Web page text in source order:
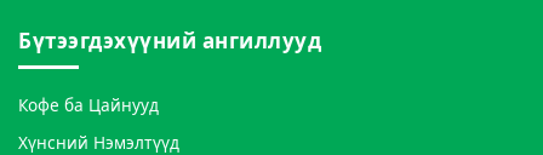
Бүтээгдэхүүний ангиллууд
Кофе ба Цайнууд
Хүнсний Нэмэлтүүд